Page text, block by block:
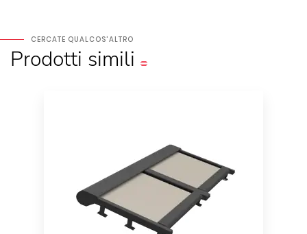
CERCATE QUALCOS'ALTRO
Prodotti simili